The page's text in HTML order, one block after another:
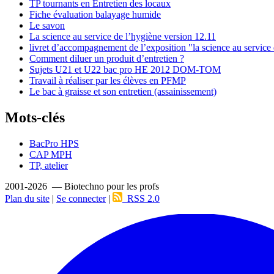
TP tournants en Entretien des locaux
Fiche évaluation balayage humide
Le savon
La science au service de l’hygiène version 12.11
livret d’accompagnement de l’exposition "la science au service
Comment diluer un produit d’entretien ?
Sujets U21 et U22 bac pro HE 2012 DOM-TOM
Travail à réaliser par les élèves en PFMP
Le bac à graisse et son entretien (assainissement)
Mots-clés
BacPro HPS
CAP MPH
TP, atelier
2001-2026 — Biotechno pour les profs
Plan du site | Se connecter| RSS 2.0